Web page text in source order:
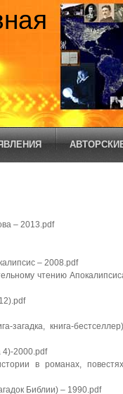
– 2013.pdf
– 2008.pdf
чтению
книга-
2000.pdf
в романах,
Библии) – 1990.pdf